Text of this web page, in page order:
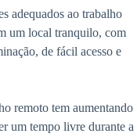
adequados ao trabalho
um local tranquilo, com
de fácil acesso e
remoto tem aumentando
um tempo livre durante a